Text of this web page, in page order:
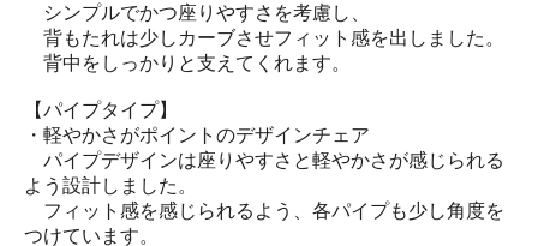
シンプルでかつ座りやすさを考慮し、
背もたれは少しカーブさせフィット感を出しました。
背中をしっかりと支えてくれます。
【パイプタイプ】
・軽やかさがポイントのデザインチェア
パイプデザインは座りやすさと軽やかさが感じられる
よう設計しました。
フィット感を感じられるよう、各パイプも少し角度を
つけています。